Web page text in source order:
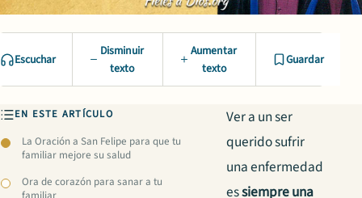
Escuchar
Disminuir
texto
Aumentar
texto
Guardar
EN ESTE ARTÍCULO
La Oración a San Felipe para que tu
familiar mejore su salud
Ora de corazón para sanar a tu
Ver a un ser
querido sufrir
una enfermedad
essiempre una